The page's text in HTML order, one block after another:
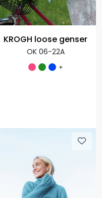
KROGH loose genser
OK 06-22A
+